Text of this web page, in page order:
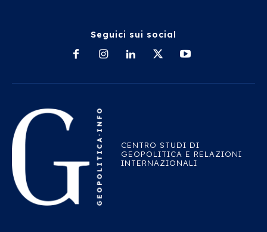
Seguici sui social
CENTRO STUDI DI
GEOPOLITICA E RELAZIONI
INTERNAZIONALI